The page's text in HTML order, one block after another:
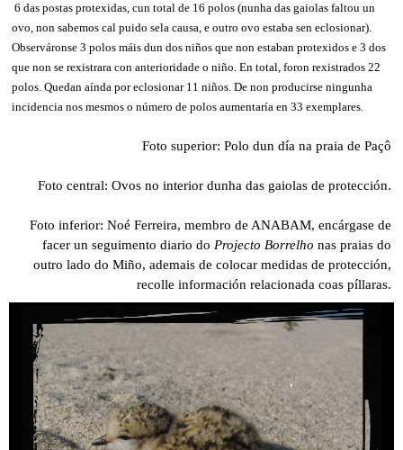
6 das postas protexidas, cun total de 16 polos (nunha das gaiolas faltou un
ovo, non sabemos cal puido sela causa, e outro ovo estaba sen eclosionar).
Observáronse 3 polos máis dun dos niños que non estaban protexidos e 3 dos
que non se rexistrara con anterioridade o niño. En total, foron rexistrados 22
polos. Quedan aínda por eclosionar 11 niños. De non producirse ningunha
incidencia nos mesmos o número de polos aumentaría en 33 exemplares.
Foto superior: Polo dun día na praia de Paçô
Foto central: Ovos no interior dunha das gaiolas de protección.
Foto inferior: Noé Ferreira, membro de ANABAM, encárgase de
facer un seguimento diario do Projecto Borrelho nas praias do
outro lado do Miño, ademais de colocar medidas de protección,
recolle información relacionada coas píllaras.